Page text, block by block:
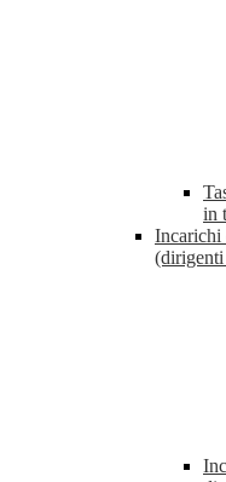
in
Incarichi